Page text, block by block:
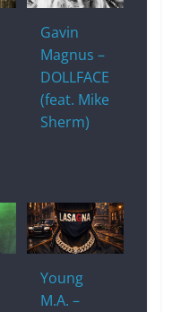
Gavin
Magnus –
DOLLFACE
(feat. Mike
Sherm)
Young
M.A. –